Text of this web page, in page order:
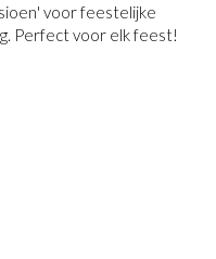
voor feestelijke
Perfect voor elk feest!